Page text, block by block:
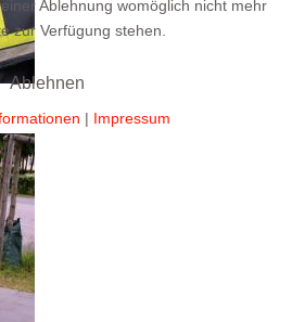
Ablehnung womöglich nicht mehr
zur Verfügung stehen.
Ablehnen
| Impressum